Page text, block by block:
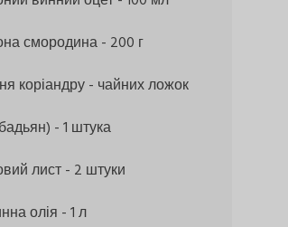
смородина- 200 г
коріандру- чайних ложок
- 1 штука
лист- 2 штуки
олія - 1 л